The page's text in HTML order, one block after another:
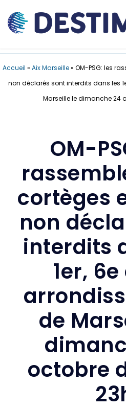
Accueil » Aix Marseille» OM-PSG: les
non déclarés sont interdits dans les
Marseille le dimanche 24
OM-
cortèges
non
interdits
1er,
de
octobre